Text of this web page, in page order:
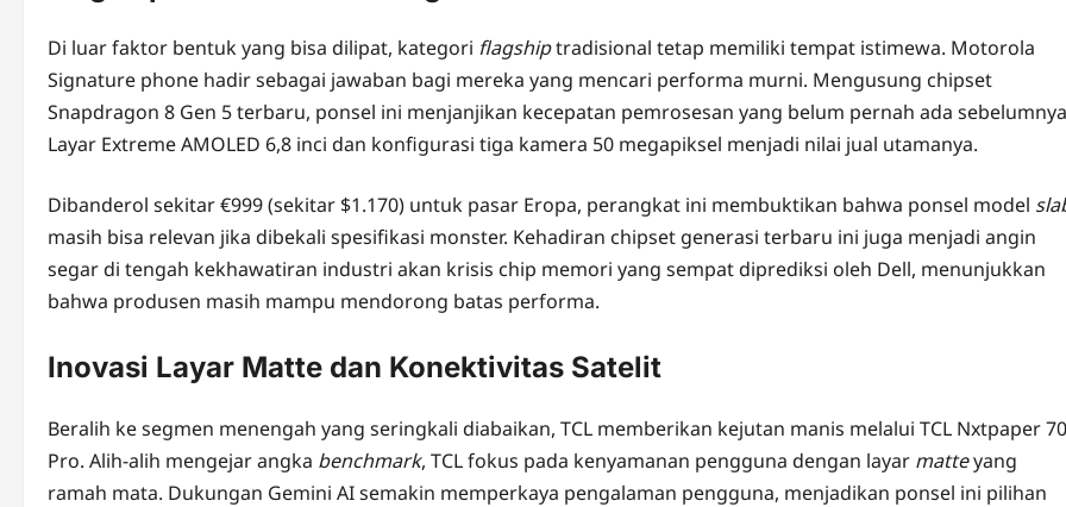
Di luar faktor bentuk yang bisa dilipat, kategori flagshiptradisional tetap memiliki tempat istimewa. Motorola
Signature phone hadir sebagai jawaban bagi mereka yang mencari performa murni. Mengusung chipset
Snapdragon 8 Gen 5 terbaru, ponsel ini menjanjikan kecepatan pemrosesan yang belum pernah ada
Layar Extreme AMOLED 6,8 inci dan konfigurasi tiga kamera 50 megapiksel menjadi nilai jual utamanya.
Dibanderol sekitar €999 (sekitar $1.170) untuk pasar Eropa, perangkat ini membuktikan bahwa ponsel model
masih bisa relevan jika dibekali spesifikasi monster. Kehadiran chipset generasi terbaru ini juga menjadi angin
segar di tengah kekhawatiran industri akan krisis chip memori yang sempat diprediksi oleh Dell, menunjukkan
bahwa produsen masih mampu mendorong batas performa.
Inovasi Layar Matte dan Konektivitas Satelit
Beralih ke segmen menengah yang seringkali diabaikan, TCL memberikan kejutan manis melalui TCL Nxtpaper 70
Pro. Alih-alih mengejar angka benchmark, TCL fokus pada kenyamanan pengguna dengan layar matteyang
ramah mata. Dukungan Gemini AI semakin memperkaya pengalaman pengguna, menjadikan ponsel ini pilihan